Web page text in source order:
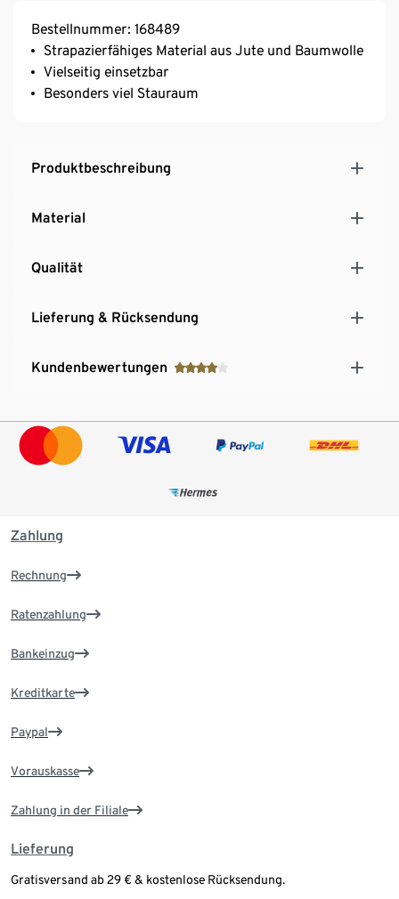
Bestellnummer: 168489
Strapazierfähiges Material aus Jute und Baumwolle
Vielseitig einsetzbar
Besonders viel Stauraum
Produktbeschreibung
Material
Qualität
Lieferung & Rücksendung
Kundenbewertungen
Zahlung
Rechnung
Ratenzahlung
Bankeinzug
Kreditkarte
Paypal
Vorauskasse
Zahlung in der Filiale
Lieferung
Gratisversand ab 29 € & kostenlose Rücksendung.